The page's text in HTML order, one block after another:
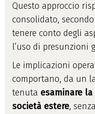
Questo approccio
consolidato,
tenere conto degli
l’uso di presunzioni
Le implicazioni
comportano, da un
tenuta esaminare
società estere,